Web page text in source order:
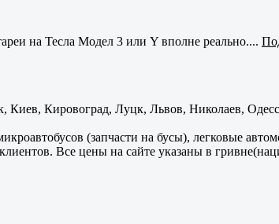
на Тесла Модел 3 или Y вполне реально....
Кировоград, Луцк, Львов, Николаев,
(запчасти на бусы), легковые
Все цены на сайте указаны в